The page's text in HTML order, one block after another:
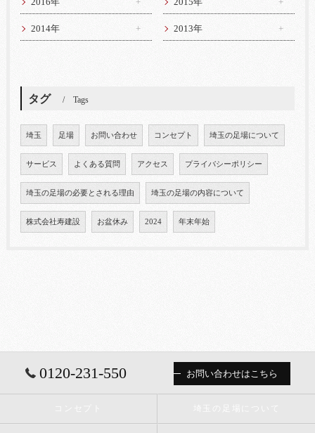
2016年 2015年
2014年 2013年
タグ Tags
埼玉 足場 お問い合わせ コンセプト 埼玉の足場について
サービス よくある質問 アクセス プライバシーポリシー
埼玉の足場の必要とされる理由 埼玉の足場の内容について
株式会社寿建設 お盆休み 2024 年末年始
0120-231-550 お問い合わせはこちら